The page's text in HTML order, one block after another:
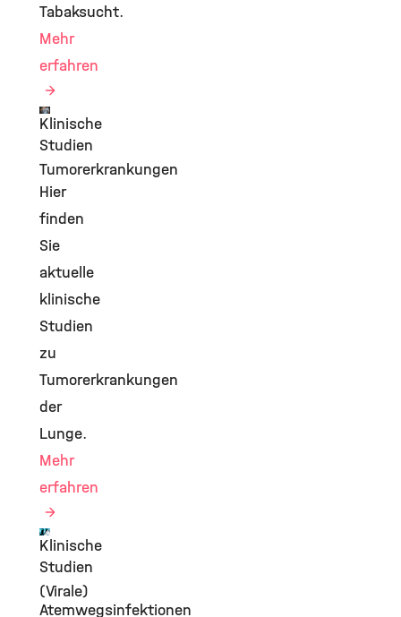
©
Tabaksucht.
Mehr
erfahren
©
Klinische
Studien
Tumorerkrankungen
Hier
finden
Sie
aktuelle
klinische
Studien
zu
Tumorerkrankungen
der
Lunge.
Mehr
erfahren
Klinische
Studien
(Virale)
Atemwegsinfektionen